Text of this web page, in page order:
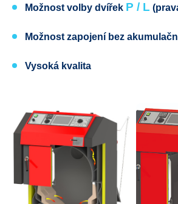
Možnost volby dvířek P / L
Možnost zapojení bez
Vysoká kvalita